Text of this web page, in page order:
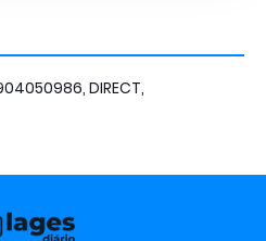
DIRECT,